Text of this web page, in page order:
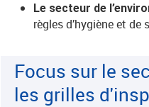
Le secteur de
règles d’hygiène et de
Focus sur le
les grilles